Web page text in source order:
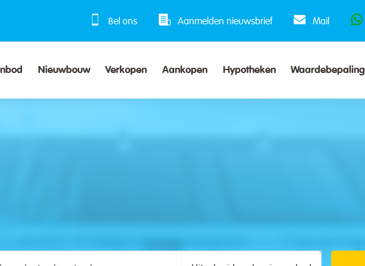
Bel ons Aanmelden nieuwsbrief Mail
Nieuwbouw Verkopen Aankopen Hypotheken Waardebepaling